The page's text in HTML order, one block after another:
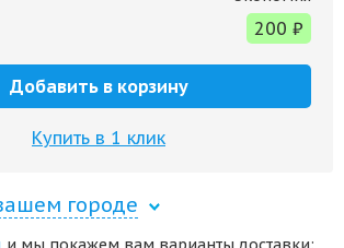
200 ₽
Добавить в корзину
Купить в 1 клик
городе